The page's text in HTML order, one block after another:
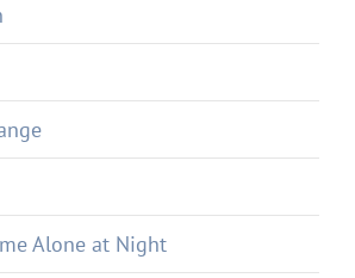
Alone at Night